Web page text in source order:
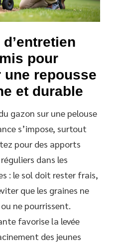
pour
repousse
et durable
gazon sur une pelouse
s’impose, surtout
pour des apports
dans les
: le sol doit rester frais,
que les graines ne
ne pourrissent.
favorise la levée
des jeunes